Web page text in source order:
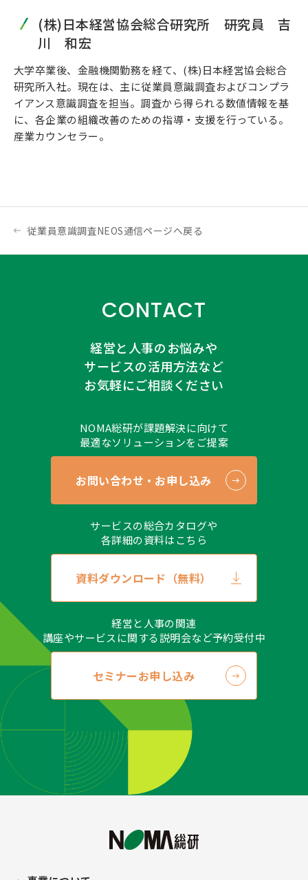
(株)日本経営協会総合研究所 研究員 吉
川 和宏
大学卒業後、金融機関勤務を経て、(株)日本経営協会総合
研究所入社。現在は、主に従業員意識調査およびコンプラ
イアンス意識調査を担当。調査から得られる数値情報を基
に、各企業の組織改善のための指導・支援を行っている。
産業カウンセラー。
従業員意識調査NEOS通信ページへ戻る
CONTACT
経営と人事のお悩みや
サービスの活用方法など
お気軽にご相談ください
NOMA総研が課題解決に向けて
最適なソリューションをご提案
お問い合わせ・お申し込み
サービスの総合カタログや
各詳細の資料はこちら
資料ダウンロード（無料）
経営と人事の関連
講座やサービスに関する説明会など予約受付中
セミナーお申し込み